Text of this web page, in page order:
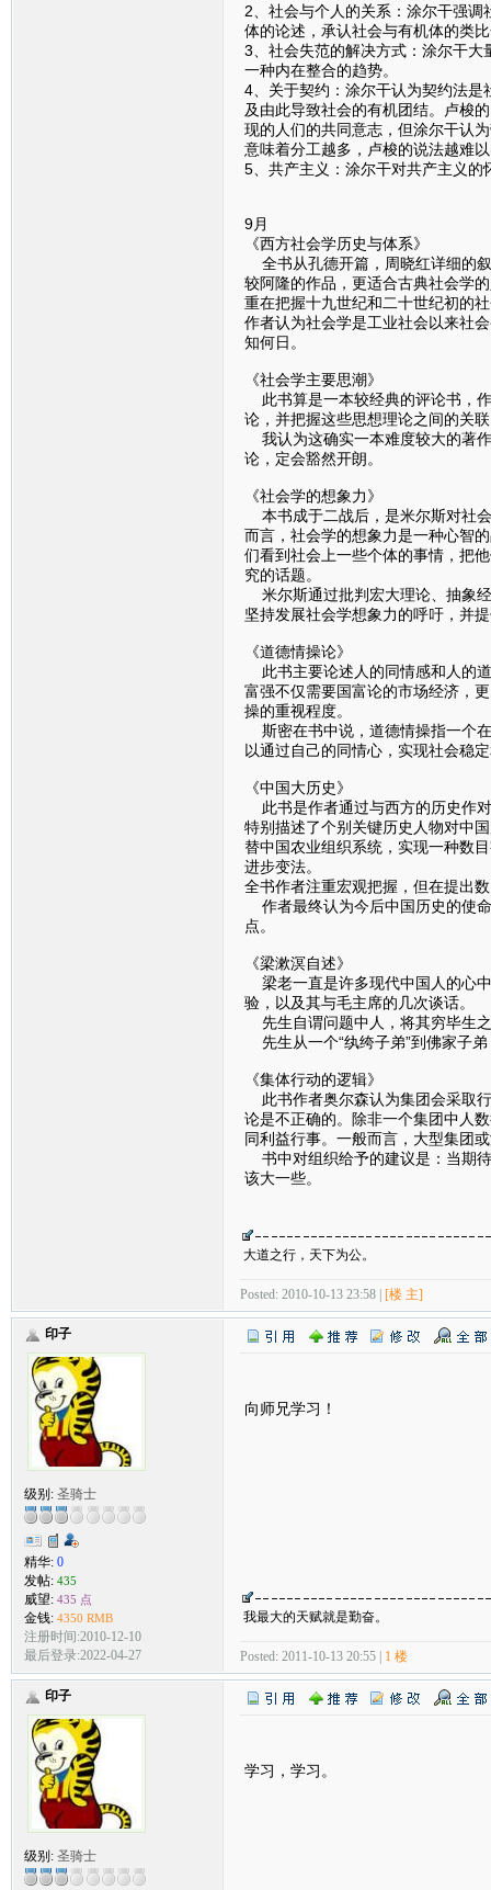
2、社会与个人的关系：涂尔干强
体的论述，承认社会与有机体的类
3、社会失范的解决方式：涂尔干
一种内在整合的趋势。
4、关于契约：涂尔干认为契约法
及由此导致社会的有机团结。卢梭
现的人们的共同意志，但涂尔干认
意味着分工越多，卢梭的说法越难
5、共产主义：涂尔干对共产主义
9月
《西方社会学历史与体系》
全书从孔德开篇，周晓红详细的
较阿隆的作品，更适合古典社会学
重在把握十九世纪和二十世纪初的
作者认为社会学是工业社会以来社
知何日。
《社会学主要思潮》
此书算是一本较经典的评论书，
论，并把握这些思想理论之间的关
我认为这确实一本难度较大的著
论，定会豁然开朗。
《社会学的想象力》
本书成于二战后，是米尔斯对社
而言，社会学的想象力是一种心智
们看到社会上一些个体的事情，把
究的话题。
米尔斯通过批判宏大理论、抽象
坚持发展社会学想象力的呼吁，并
《道德情操论》
此书主要论述人的同情感和人的
富强不仅需要国富论的市场经济，
操的重视程度。
斯密在书中说，道德情操指一个
以通过自己的同情心，实现社会稳
《中国大历史》
此书是作者通过与西方的历史作
特别描述了个别关键历史人物对中
替中国农业组织系统，实现一种数
进步变法。
全书作者注重宏观把握，但在提出
作者最终认为今后中国历史的使
点。
《梁漱溟自述》
梁老一直是许多现代中国人的心
验，以及其与毛主席的几次谈话。
先生自谓问题中人，将其穷毕生
先生从一个“纨绔子弟”到佛家子
《集体行动的逻辑》
此书作者奥尔森认为集团会采取
论是不正确的。除非一个集团中人
同利益行事。一般而言，大型集团
书中对组织给予的建议是：当期
该大一些。
大道之行，天下为公。
Posted: 2010-10-13 23:58 | [楼 主]
印子
级别: 圣骑士
精华: 0
发帖: 435
威望: 435 点
金钱: 4350 RMB
注册时间:2010-12-10
最后登录:2022-04-27
向师兄学习！
我最大的天赋就是勤奋。
Posted: 2011-10-13 20:55 | 1 楼
印子
级别: 圣骑士
学习，学习。